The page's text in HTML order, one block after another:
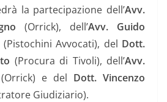
la partecipazione dell’Avv.
(Orrick), dell’Avv. Guido
(Pistochini Avvocati), del Dott.
(Procura di Tivoli), dell’Avv.
(Orrick) e del Dott. Vincenzo
Giudiziario).